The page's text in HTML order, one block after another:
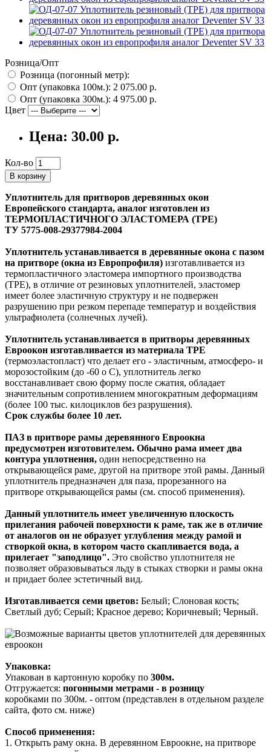
Розница/Опт
Розница (погонный метр):
Опт (упаковка 100м.): 2 075.00 р.
Опт (упаковка 300м.): 4 975.00 р.
Цвет
Цена: 30.00 р.
Кол-во
В корзину
Уплотнитель для притворов деревянных окон
Европейского стандарта, аналог изготовлен из
ТЕРМОПЛАСТИЧНОГО ЭЛАСТОМЕРА (ТРЕ)
ТУ 5775-008-29377984-2004
Уплотнитель устанавливается в деревянные окона c пазом
на притворе (окна из Европрофиля) изготавливается из
термопластичного эластомера импортного производства
(TPE), в отличие от резиновых уплотнителей, эластомер
имеет более эластичную структуру и не подвержен
разрушению при резком перепаде температур и воздействия
ультрафиолета (солнечных лучей).
Уплотнитель устанавливается в притворы деревянных
Евроокон изготавливается из материала TPE
(термоэластопласт) что делает его - эластичным, атмосферо- и
морозостойким (до -60 о С), уплотнитель легко
восстанавливает свою форму после сжатия, обладает
значительным сопротивлением многократным деформациям
(более 100 тыс. килоциклов без разрушения).
Срок службы более 10 лет.
ПАЗ в притворе рамы деревянного Евроокна
предусмотрен изготовителем. Обычно рама имеет два
контура уплотнения, один непосредственно на
открывающейся раме, другой на притворе этой рамы. Данный
уплотнитель предназначен для паза, прорезанного на
притворе открывающейся рамы (см. способ применения).
Данный уплотнитель имеет увеличенную плоскость
прилегания рабочей поверхности к раме, так же в отличие
от аналогов он не образует углубления между рамой и
створкой окна, в котором часто скапливается вода, а
прилегает "заподлицо". Это свойство уплотнителя не
позволяет образовываться льду в стыках створки и рамы окна
и придает более эстетичный вид.
Изготавливается семи цветов: Белый; Слоновая кость;
Светлый дуб; Серый; Красное дерево; Коричневый; Черный.
Упаковка:
Упакован в картонную коробку по 300м.
Отгружается: погонными метрами - в розницу
коробками по 300м. - оптом (представлен в отдельном разделе
сайта, фото см. ниже)
Способ применения:
1. Открыть раму окна. В деревянном Евроокне, на притворе